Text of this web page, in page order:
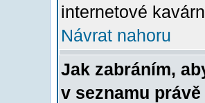
internetové
Návrat nahoru
Jak zabráním,
v seznamu